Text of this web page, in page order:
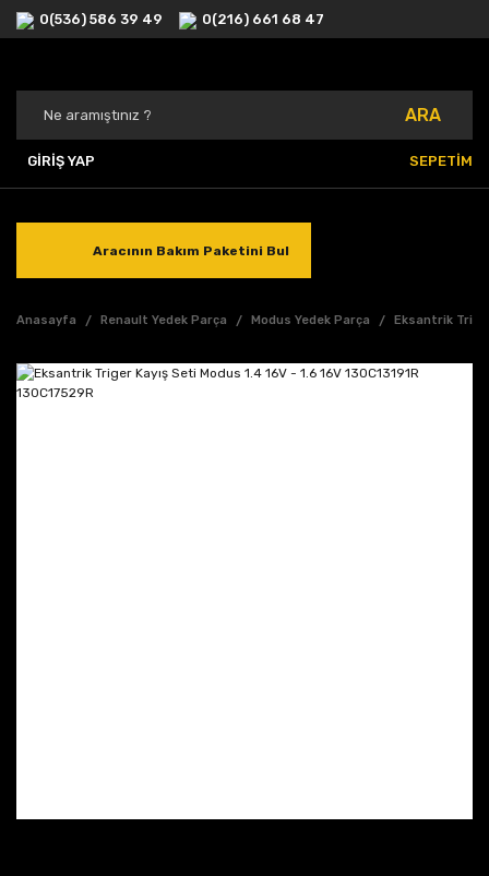
0(536) 586 39 49 0(216) 661 68 47
ARA
GİRİŞ YAP SEPETİM
Aracının Bakım Paketini Bul
Anasayfa Renault Yedek Parça Modus Yedek Parça Eksantrik Triger